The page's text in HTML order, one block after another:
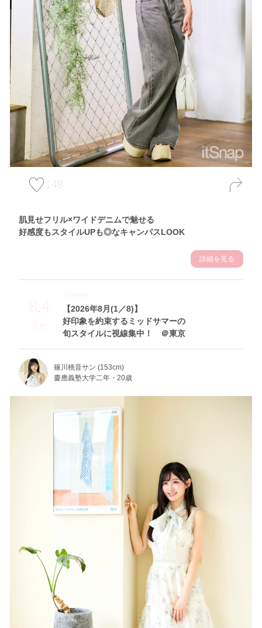
148
肌見せフリル×ワイドデニムで魅せる
好感度もスタイルUPも◎なキャンパスLOOK
詳細を見る
8.4
Tue
【2026年8月(1／8)】
好印象を約束するミッドサマーの
旬スタイルに視線集中！ ＠東京
Theme
篠川桃音サン (153cm)
慶應義塾大学二年・20歳